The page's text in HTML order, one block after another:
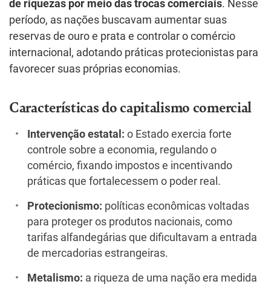
de riquezas por meio das trocas comerciais. Nesse
período, as nações buscavam aumentar suas
reservas de ouro e prata e controlar o comércio
internacional, adotando práticas protecionistas para
favorecer suas próprias economias.
Características do capitalismo comercial
Intervenção estatal: o Estado exercia forte
controle sobre a economia, regulando o
comércio, fixando impostos e incentivando
práticas que fortalecessem o poder real.
Protecionismo: políticas econômicas voltadas
para proteger os produtos nacionais, como
tarifas alfandegárias que dificultavam a entrada
de mercadorias estrangeiras.
Metalismo: a riqueza de uma nação era medida